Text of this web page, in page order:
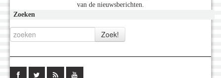
van de nieuwsberichten.
Zoeken